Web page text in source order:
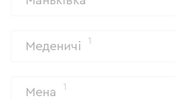
Меденичі 1
Мена 1